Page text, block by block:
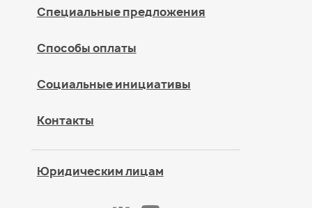
Специальные предложения
Способы оплаты
Социальные инициативы
Контакты
Юридическим лицам